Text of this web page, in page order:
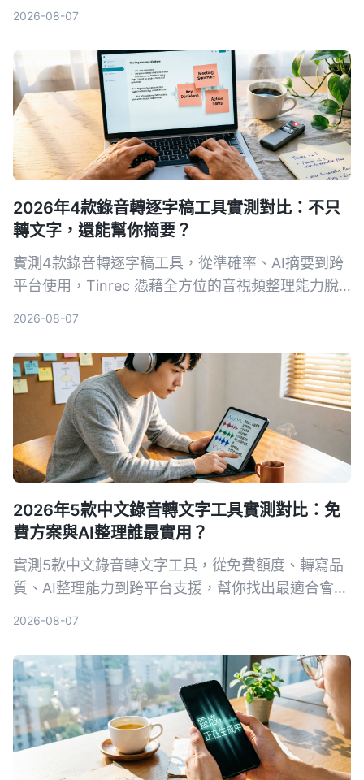
2026-08-07
2026年4款錄音轉逐字稿工具實測對比：不只
轉文字，還能幫你摘要？
實測4款錄音轉逐字稿工具，從準確率、AI摘要到跨
平台使用，Tinrec 憑藉全方位的音視頻整理能力脫
2026-08-07
2026年5款中文錄音轉文字工具實測對比：免
費方案與AI整理誰最實用？
實測5款中文錄音轉文字工具，從免費額度、轉寫品
質、AI整理能力到跨平台支援，幫你找出最適合會議
2026-08-07